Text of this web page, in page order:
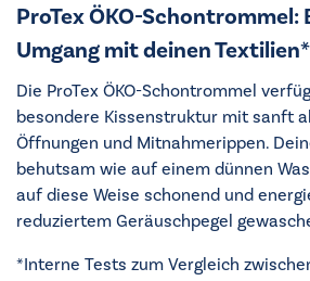
ProTex ÖKO-Schontrommel:
Umgang mit deinen Textilien*
Die ProTex ÖKO-Schontrommel
besondere Kissenstruktur mit sanft
Öffnungen und Mitnahmerippen.
behutsam wie auf einem dünnen
auf diese Weise schonend und
reduziertem Geräuschpegel
*Interne Tests zum Vergleich